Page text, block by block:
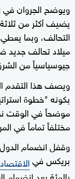
ويوضح الجروان
يضيف أكثر من
التحالف، وبما
ميلاد تحالف
جيوسياسياً من
ويصف هذا التقدم
بكونه "خطوة
موضحاً في الوقت
مختلفاً تماماً في
وقفل انضمام
بريكس في
بالمئة بعد انضمام